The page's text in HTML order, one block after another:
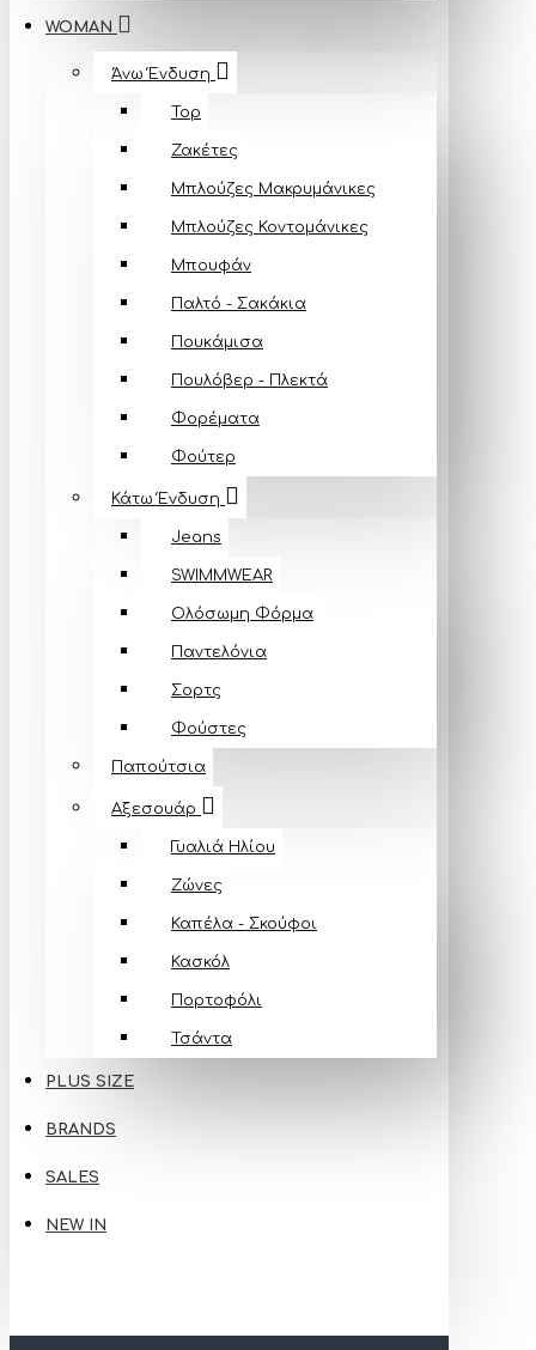
WOMAN
Άνω Ένδυση
Top
Ζακέτες
Μπλούζες Mακρυμάνικες
Μπλούζες Κοντομάνικες
Μπουφάν
Παλτό - Σακάκια
Πουκάμισα
Πουλόβερ - Πλεκτά
Φορέματα
Φούτερ
Κάτω Ένδυση
Jeans
SWIMMWEAR
Ολόσωμη Φόρμα
Παντελόνια
Σορτς
Φούστες
Παπούτσια
Αξεσουάρ
Γυαλιά Ηλίου
Ζώνες
Καπέλα - Σκούφοι
Κασκόλ
Πορτοφόλι
Τσάντα
PLUS SIZE
BRANDS
SALES
NEW IN